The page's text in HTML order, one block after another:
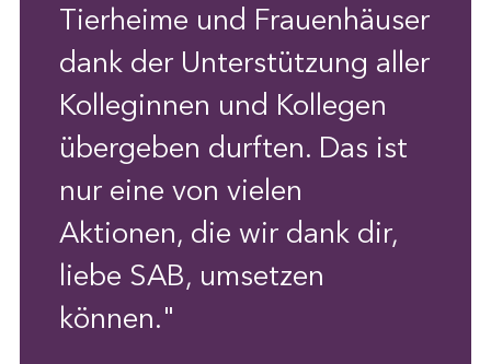
Tierheime und Frauenhäuser
dank der Unterstützung aller
Kolleginnen und Kollegen
übergeben durften. Das ist
nur eine von vielen
Aktionen, die wir dank dir,
liebe SAB, umsetzen
können."